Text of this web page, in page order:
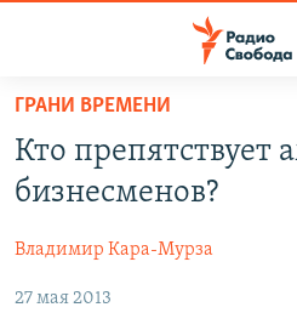
упрощенного
доступа
Вернуться
основному
Вернутся
ПОДКАСТЫ
ЦИТАТЫ СВОБОДЫ
МНЕНИЯ
ГРАНИ ВРЕМЕНИ
Кто препятствует
бизнесменов?
Владимир Кара-Мурза
27 мая 2013